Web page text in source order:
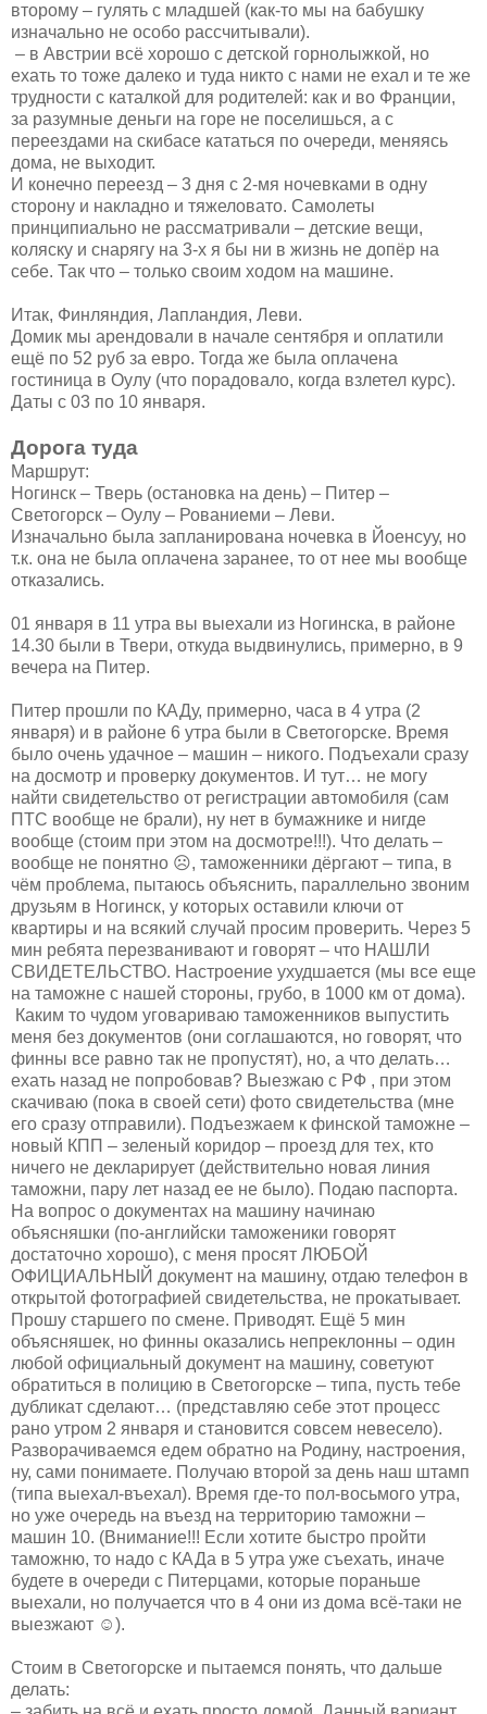
второму – гулять с младшей (как-то мы на бабушку
изначально не особо рассчитывали).
– в Австрии всё хорошо с детской горнолыжкой, но
ехать то тоже далеко и туда никто с нами не ехал и те же
трудности с каталкой для родителей: как и во Франции,
за разумные деньги на горе не поселишься, а с
переездами на скибасе кататься по очереди, меняясь
дома, не выходит.
И конечно переезд – 3 дня с 2-мя ночевками в одну
сторону и накладно и тяжеловато. Самолеты
принципиально не рассматривали – детские вещи,
коляску и снарягу на 3-х я бы ни в жизнь не допёр на
себе. Так что – только своим ходом на машине.
Итак, Финляндия, Лапландия, Леви.
Домик мы арендовали в начале сентября и оплатили
ещё по 52 руб за евро. Тогда же была оплачена
гостиница в Оулу (что порадовало, когда взлетел курс).
Даты с 03 по 10 января.
Дорога туда
Маршрут:
Ногинск – Тверь (остановка на день) – Питер –
Светогорск – Оулу – Рованиеми – Леви.
Изначально была запланирована ночевка в Йоенсуу, но
т.к. она не была оплачена заранее, то от нее мы вообще
отказались.
01 января в 11 утра вы выехали из Ногинска, в районе
14.30 были в Твери, откуда выдвинулись, примерно, в 9
вечера на Питер.
Питер прошли по КАДу, примерно, часа в 4 утра (2
января) и в районе 6 утра были в Светогорске. Время
было очень удачное – машин – никого. Подъехали сразу
на досмотр и проверку документов. И тут… не могу
найти свидетельство от регистрации автомобиля (сам
ПТС вообще не брали), ну нет в бумажнике и нигде
вообще (стоим при этом на досмотре!!!). Что делать –
вообще не понятно ☹, таможенники дёргают – типа, в
чём проблема, пытаюсь объяснить, параллельно звоним
друзьям в Ногинск, у которых оставили ключи от
квартиры и на всякий случай просим проверить. Через 5
мин ребята перезванивают и говорят – что НАШЛИ
СВИДЕТЕЛЬСТВО. Настроение ухудшается (мы все еще
на таможне с нашей стороны, грубо, в 1000 км от дома).
Каким то чудом уговариваю таможенников выпустить
меня без документов (они соглашаются, но говорят, что
финны все равно так не пропустят), но, а что делать…
ехать назад не попробовав? Выезжаю с РФ , при этом
скачиваю (пока в своей сети) фото свидетельства (мне
его сразу отправили). Подъезжаем к финской таможне –
новый КПП – зеленый коридор – проезд для тех, кто
ничего не декларирует (действительно новая линия
таможни, пару лет назад ее не было). Подаю паспорта.
На вопрос о документах на машину начинаю
объясняшки (по-английски таможеники говорят
достаточно хорошо), с меня просят ЛЮБОЙ
ОФИЦИАЛЬНЫЙ документ на машину, отдаю телефон в
открытой фотографией свидетельства, не прокатывает.
Прошу старшего по смене. Приводят. Ещё 5 мин
объясняшек, но финны оказались непреклонны – один
любой официальный документ на машину, советуют
обратиться в полицию в Светогорске – типа, пусть тебе
дубликат сделают… (представляю себе этот процесс
рано утром 2 января и становится совсем невесело).
Разворачиваемся едем обратно на Родину, настроения,
ну, сами понимаете. Получаю второй за день наш штамп
(типа выехал-въехал). Время где-то пол-восьмого утра,
но уже очередь на въезд на территорию таможни –
машин 10. (Внимание!!! Если хотите быстро пройти
таможню, то надо с КАДа в 5 утра уже съехать, иначе
будете в очереди с Питерцами, которые пораньше
выехали, но получается что в 4 они из дома всё-таки не
выезжают ☺).
Стоим в Светогорске и пытаемся понять, что дальше
делать: